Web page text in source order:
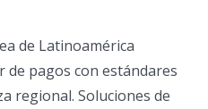
de Latinoamérica
de pagos con estándares
regional. Soluciones de